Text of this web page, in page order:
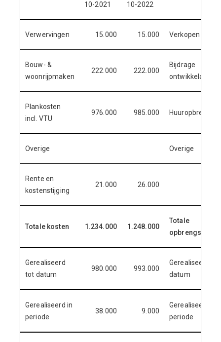
10-2021
10-2022
Verwervingen 15.000 15.000 Verkopen
Bouw- &
woonrijpmaken
222.000 222.000
Bijdrage
ontwikkelaar
Plankosten
incl. VTU
976.000 985.000
Overige Overige
Rente en
kostenstijging
21.000 26.000
Totale kosten 1.234.000 1.248.000
Totale
opbrengsten
Gerealiseerd
tot datum
980.000 993.000
Gerealiseerd tot
datum
Gerealiseerd in
periode
38.000 9.000
Gerealiseerd in
periode